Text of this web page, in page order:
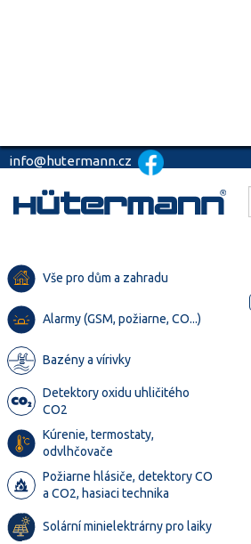
info@hutermann.cz
Vše pro dům a zahradu
Alarmy (GSM, požiarne, CO...)
Bazény a vírivky
Detektory oxidu uhličitého
CO2
Kúrenie, termostaty,
odvlhčovače
Požiarne hlásiče, detektory CO
a CO2, hasiaci technika
Solární minielektrárny pro laiky